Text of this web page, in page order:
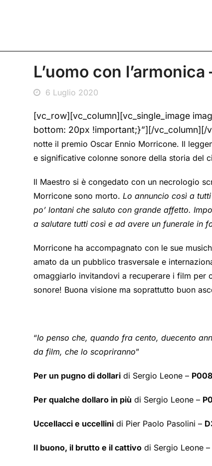
L’uomo con
6 Luglio 2020
[vc_row][vc_column][vc_single_image
bottom: 20px !important;}”][/vc_column][/
notte il premio Oscar Ennio Morricone. Il
e significative colonne sonore della storia del
Il Maestro si è congedato con un necrologio
Morricone sono morto.Lo annuncio così a
po’ lontani che saluto con grande affetto.
a salutare tutti così e ad avere un funerale in
Morricone ha accompagnato con le sue
amato da un pubblico trasversale e
omaggiarlo invitandovi a recuperare i film per
sonore! Buona visione ma soprattutto buon
“Io penso che, quando fra cento, duecento
da film, che lo scopriranno”
Per un pugno di dollari di Sergio Leone –
Per qualche dollaro in più di Sergio Leone –
Uccellacci e uccellini di Pier Paolo Pasolini –
Il buono, il brutto e il cattivo di Sergio Leone –